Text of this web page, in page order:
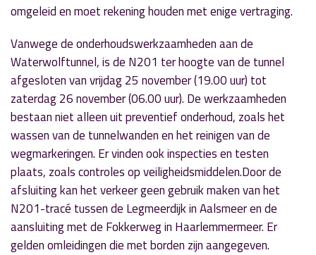
Wassen
omgeleid en moet rekening houden met enige vertraging.
Vanwege de onderhoudswerkzaamheden aan de
Waterwolftunnel, is de N201 ter hoogte van de tunnel
afgesloten van vrijdag 25 november (19.00 uur) tot
zaterdag 26 november (06.00 uur). De werkzaamheden
bestaan niet alleen uit preventief onderhoud, zoals het
wassen van de tunnelwanden en het reinigen van de
wegmarkeringen. Er vinden ook inspecties en testen
plaats, zoals controles op veiligheidsmiddelen.Door de
afsluiting kan het verkeer geen gebruik maken van het
N201-tracé tussen de Legmeerdijk in Aalsmeer en de
aansluiting met de Fokkerweg in Haarlemmermeer. Er
gelden omleidingen die met borden zijn aangegeven.